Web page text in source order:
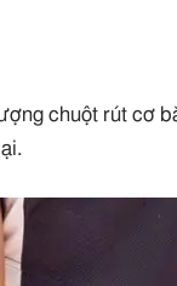
chuột rút cơ